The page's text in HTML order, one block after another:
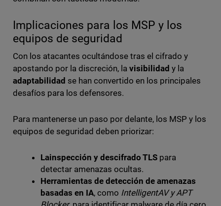
Implicaciones para los MSP y los
equipos de seguridad
Con los atacantes ocultándose tras el cifrado y
apostando por la discreción, lavisibilidad y la
adaptabilidad se han convertido en los principales
desafíos para los defensores.
Para mantenerse un paso por delante, los MSP y los
equipos de seguridad deben priorizar:
Lainspección y descifrado TLSpara
detectar amenazas ocultas.
Herramientas de detección de amenazas
basadas en IA, como IntelligentAV y APT